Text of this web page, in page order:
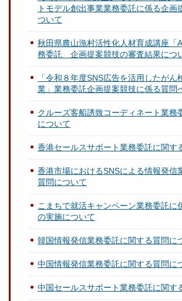
トモデル創出事業業務委託に係る企画
ついて
秋田県農山漁村活性化人材育成講座「
務委託 企画提案競技の審査結果につ
「令和８年度SNS広告を活用したがん
業」業務委託企画提案競技に係る質問
クルーズ客船誘致コーディネート業務
について
香港セールスサポート業務委託に関す
香港市場におけるSNSによる情報発信
質問について
こまちで就活キャンペーン業務委託に
の実施について
韓国情報発信業務委託に関する質問に
中国情報発信業務委託に関する質問に
中国セールスサポート業務委託に関す